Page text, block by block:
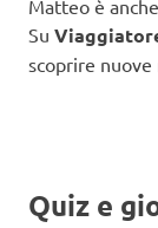
Matteo è
Su
scoprire
Quiz e